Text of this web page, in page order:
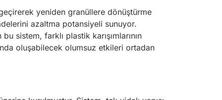
yeniden granüllere dönüştürme
azaltma potansiyeli sunuyor.
sistem, farklı plastik karışımlarının
oluşabilecek olumsuz etkileri ortadan